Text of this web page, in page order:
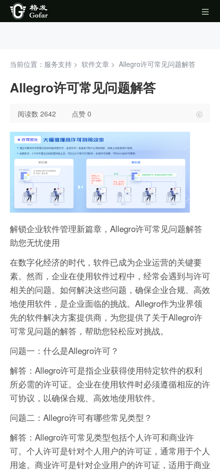
当前位置：服务支持 > 软件文章 > Allegro许可常见问题解答
Allegro许可常见问题解答
阅读数 2642 点赞 0
解锁企业软件管理新篇章，Allegro许可常见问题解答
助您无忧使用
在数字化经济的时代，软件已成为企业运营的关键要
素。然而，企业在使用软件过程中，经常会遇到与许可
相关的问题。如何解决这些问题，确保企业合规、高效
地使用软件，是企业面临的挑战。Allegro作为业界领
先的软件解决方案提供商，为您提供了关于Allegro许
可常见问题的解答，帮助您轻松应对挑战。
问题一：什么是Allegro许可？
解答：Allegro许可是指企业获得使用特定软件的权利
所必需的许可证。企业在使用软件时必须遵循相应的许
可协议，以确保合规、高效地使用软件。
问题二：Allegro许可有哪些常见类型？
解答：Allegro许可常见类型包括个人许可和商业许
可。个人许可是针对个人用户的许可证，通常用于个人
用途。商业许可是针对企业用户的许可证，适用于商业